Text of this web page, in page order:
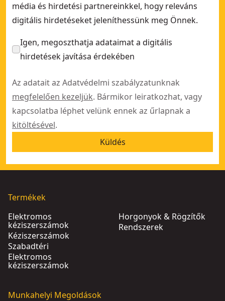
média és hirdetési partnereinkkel, hogy releváns
digitális hirdetéseket jeleníthessünk meg Önnek.
Igen, megoszthatja adataimat a digitális
hirdetések javítása érdekében
Az adatait az Adatvédelmi szabályzatunknak
megfelelően kezeljük. Bármikor leiratkozhat, vagy
kapcsolatba léphet velünk ennek az űrlapnak a
kitöltésével.
Küldés
Termékek
Elektromos
kéziszerszámok
Kéziszerszámok
Szabadtéri
Elektromos
kéziszerszámok
Horgonyok & Rögzítők
Rendszerek
Munkahelyi Megoldások